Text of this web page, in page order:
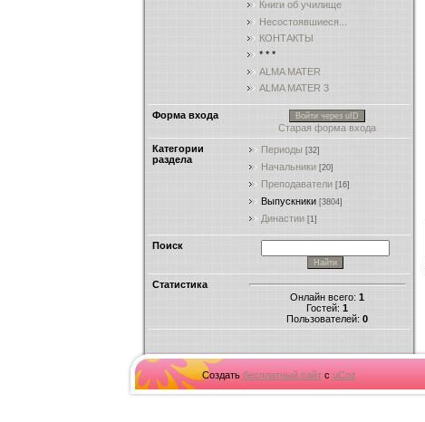
Книги об училище
Несостоявшиеся...
КОНТАКТЫ
* * *
ALMA MATER
ALMA MATER 3
Форма входа Войти через uID
Старая форма входа
Категории
раздела
Периоды [32]
Начальники [20]
Преподаватели [16]
Выпускники [3804]
Династии [1]
Поиск
Статистика
Онлайн всего: 1
Гостей: 1
Пользователей: 0
Создать бесплатный сайтс uCoz